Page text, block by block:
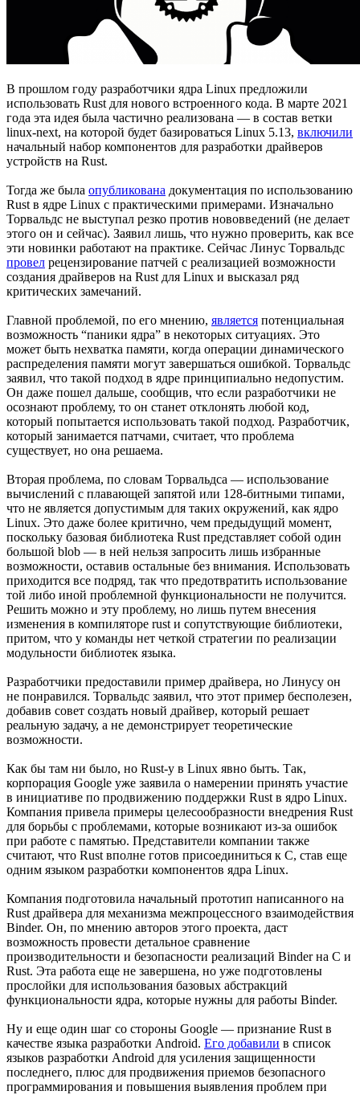
В прошлом году разработчики ядра Linux предложили
использовать Rust для нового встроенного кода. В марте 2021
года эта идея была частично реализована — в состав ветки
linux-next, на которой будет базироваться Linux 5.13, включили
начальный набор компонентов для разработки драйверов
устройств на Rust.
Тогда же была опубликована документация по использованию
Rust в ядре Linux с практическими примерами. Изначально
Торвальдс не выступал резко против нововведений (не делает
этого он и сейчас). Заявил лишь, что нужно проверить, как все
эти новинки работают на практике. Сейчас Линус Торвальдс
провел рецензирование патчей с реализацией возможности
создания драйверов на Rust для Linux и высказал ряд
критических замечаний.
Главной проблемой, по его мнению, является потенциальная
возможность “паники ядра” в некоторых ситуациях. Это
может быть нехватка памяти, когда операции динамического
распределения памяти могут завершаться ошибкой. Торвальдс
заявил, что такой подход в ядре принципиально недопустим.
Он даже пошел дальше, сообщив, что если разработчики не
осознают проблему, то он станет отклонять любой код,
который попытается использовать такой подход. Разработчик,
который занимается патчами, считает, что проблема
существует, но она решаема.
Вторая проблема, по словам Торвальдса — использование
вычислений с плавающей запятой или 128-битными типами,
что не является допустимым для таких окружений, как ядро
Linux. Это даже более критично, чем предыдущий момент,
поскольку базовая библиотека Rust представляет собой один
большой blob — в ней нельзя запросить лишь избранные
возможности, оставив остальные без внимания. Использовать
приходится все подряд, так что предотвратить использование
той либо иной проблемной функциональности не получится.
Решить можно и эту проблему, но лишь путем внесения
изменения в компиляторе rust и сопутствующие библиотеки,
притом, что у команды нет четкой стратегии по реализации
модульности библиотек языка.
Разработчики предоставили пример драйвера, но Линусу он
не понравился. Торвальдс заявил, что этот пример бесполезен,
добавив совет создать новый драйвер, который решает
реальную задачу, а не демонстрирует теоретические
возможности.
Как бы там ни было, но Rust-у в Linux явно быть. Так,
корпорация Google уже заявила о намерении принять участие
в инициативе по продвижению поддержки Rust в ядро Linux.
Компания привела примеры целесообразности внедрения Rust
для борьбы с проблемами, которые возникают из-за ошибок
при работе с памятью. Представители компании также
считают, что Rust вполне готов присоединиться к C, став еще
одним языком разработки компонентов ядра Linux.
Компания подготовила начальный прототип написанного на
Rust драйвера для механизма межпроцессного взаимодействия
Binder. Он, по мнению авторов этого проекта, даст
возможность провести детальное сравнение
производительности и безопасности реализаций Binder на C и
Rust. Эта работа еще не завершена, но уже подготовлены
прослойки для использования базовых абстракций
функциональности ядра, которые нужны для работы Binder.
Ну и еще один шаг со стороны Google — признание Rust в
качестве языка разработки Android. Его добавили в список
языков разработки Android для усиления защищенности
последнего, плюс для продвижения приемов безопасного
программирования и повышения выявления проблем при